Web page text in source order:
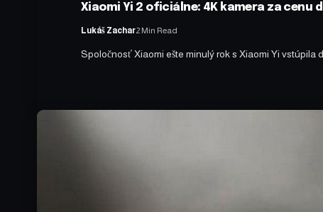
Xiaomi Yi 2 oficiálne: 4K kamera za cenu
Lukáš Zachar2 Min Read
Spoločnosť Xiaomi ešte minulý rok s Xiaomi Yi vstúpila